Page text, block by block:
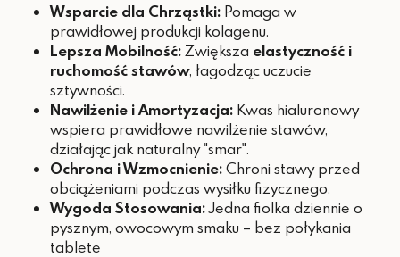
Wsparcie dla Chrząstki: Pomaga w
prawidłowej produkcji kolagenu.
Lepsza Mobilność: Zwiększa elastyczność i
ruchomość stawów, łagodząc uczucie
sztywności.
Nawilżenie i Amortyzacja: Kwas hialuronowy
wspiera prawidłowe nawilżenie stawów,
działając jak naturalny "smar".
Ochrona i Wzmocnienie:Chroni stawy przed
obciążeniami podczas wysiłku fizycznego.
Wygoda Stosowania:Jedna fiolka dziennie o
pysznym, owocowym smaku – bez połykania
tablete